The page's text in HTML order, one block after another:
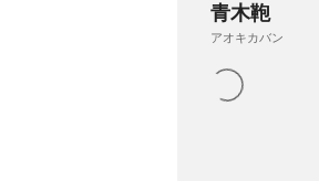
青木鞄
アオキカバン